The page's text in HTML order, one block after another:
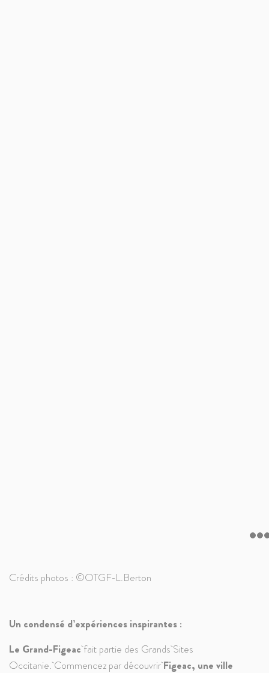
Crédits photos : ©OTGF-L.Berton
Un condensé d’expériences inspirantes :
Le Grand-Figeacfait partie des Grands Sites
Occitanie. Commencez par découvrirFigeac, une ville